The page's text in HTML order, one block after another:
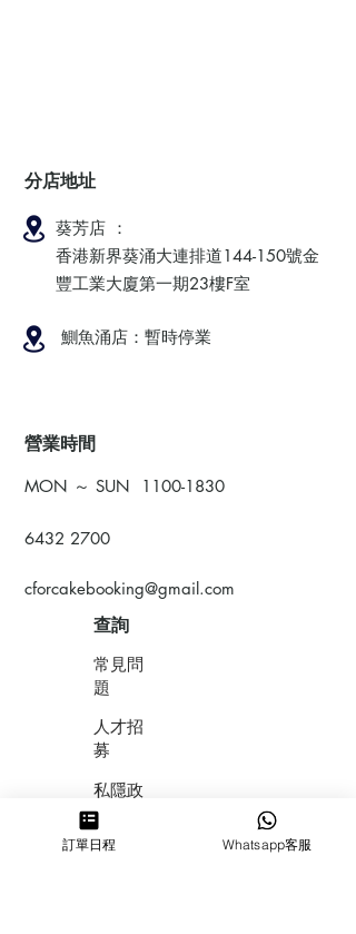
分店地址
葵芳店 ：
香港新界葵涌大連排道144-150號金
豐工業大廈第一期23樓F室
鰂魚涌店：暫時停業
​營業時間
MON ～ SUN 1100-1830
6432 2700
cforcakebooking@gmail.com
查詢
常見問
題
人才招
募
私隱政
策
​積分計
訂單日程 Whatsapp客服